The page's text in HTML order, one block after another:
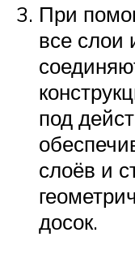
При
все слои
под
слоёв и
досок.